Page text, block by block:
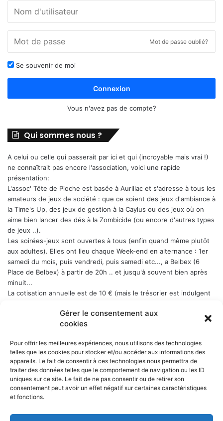
Gérer le consentement aux
cookies
Pour offrir les meilleures expériences, nous utilisons des technologies
telles que les cookies pour stocker et/ou accéder aux informations des
appareils. Le fait de consentir à ces technologies nous permettra de
traiter des données telles que le comportement de navigation ou les ID
uniques sur ce site. Le fait de ne pas consentir ou de retirer son
consentement peut avoir un effet négatif sur certaines caractéristiques
et fonctions.
Mot de passe oublié?
Se souvenir de moi
Connexion
Vous n'avez pas de compte?
Qui sommes nous ?
A celui ou celle qui passerait par ici et qui (incroyable mais vrai !)
ne connaîtrait pas encore l'association, voici une rapide
présentation:
L'assoc' Tête de Pioche est basée à Aurillac et s'adresse à tous les
amateurs de jeux de société : que ce soient des jeux d'ambiance à
la Time's Up, des jeux de gestion à la Caylus ou des jeux où on
aime bien lancer des dés à la Zombicide (ou encore d'autres types
de jeux ..).
Les soirées-jeux sont ouvertes à tous (enfin quand même plutôt
aux adultes). Elles ont lieu chaque Week-end en alternance : 1er
samedi du mois, puis vendredi, puis samedi etc..., a Belbex (6
Place de Belbex) à partir de 20h .. et jusqu'à souvent bien après
minuit...
La cotisation annuelle est de 10 € (mais le trésorier est indulgent
cela vous dit, n'hésitez pas !
NOS PARTENAIRES
La ville d'Aurillac
La réponse ludique - 10 rue Victor Hugo, 15000 Aurillac